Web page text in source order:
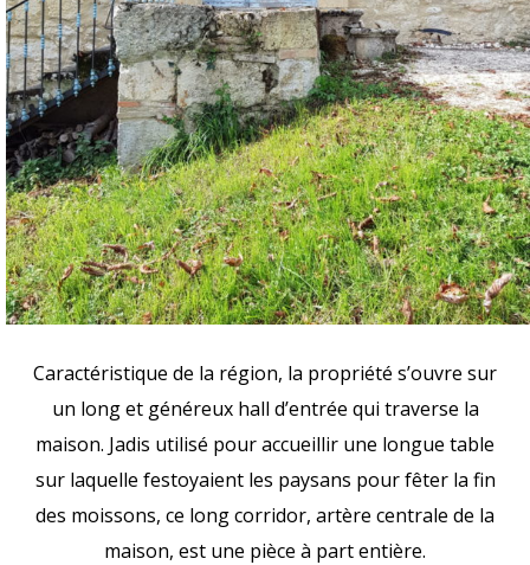
Caractéristique de la région, la propriété s’ouvre sur
un long et généreux hall d’entrée qui traverse la
maison. Jadis utilisé pour accueillir une longue table
sur laquelle festoyaient les paysans pour fêter la fin
des moissons, ce long corridor, artère centrale de la
maison, est une pièce à part entière.